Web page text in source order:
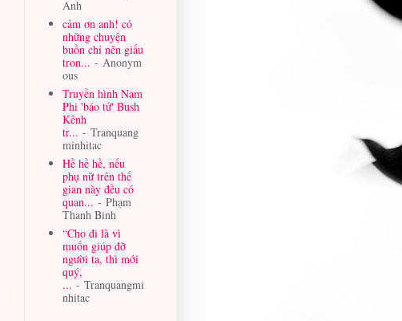
Anh
cảm ơn anh! có
những chuyện
buồn chỉ nên giấu
tron... - Anonym
ous
Truyền hình Nam
Phi 'báo tử' Bush
Kênh
tr... - Tranquang
minhitac
Hề hề hề, nếu
phụ nữ trên thế
gian này đều có
quan... - Phạm
Thanh Binh
“Cho đi là vì
muốn giúp đỡ
người ta, thì mới
quý,
... - Tranquangmi
nhitac